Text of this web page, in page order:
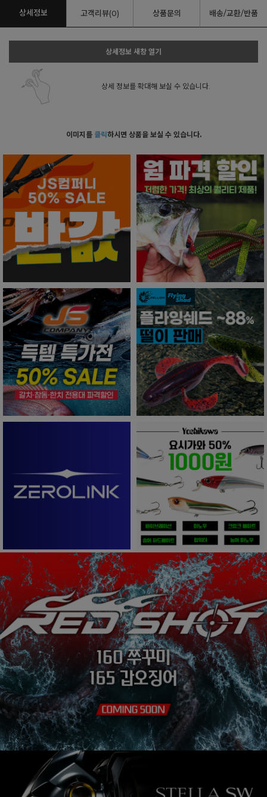
상세정보 고객리뷰(0) 상품문의 배송/교환/반품
상세정보 새창 열기
상세 정보를 확대해 보실 수 있습니다.
이미지를 클릭하시면 상품을 보실 수 있습니다.